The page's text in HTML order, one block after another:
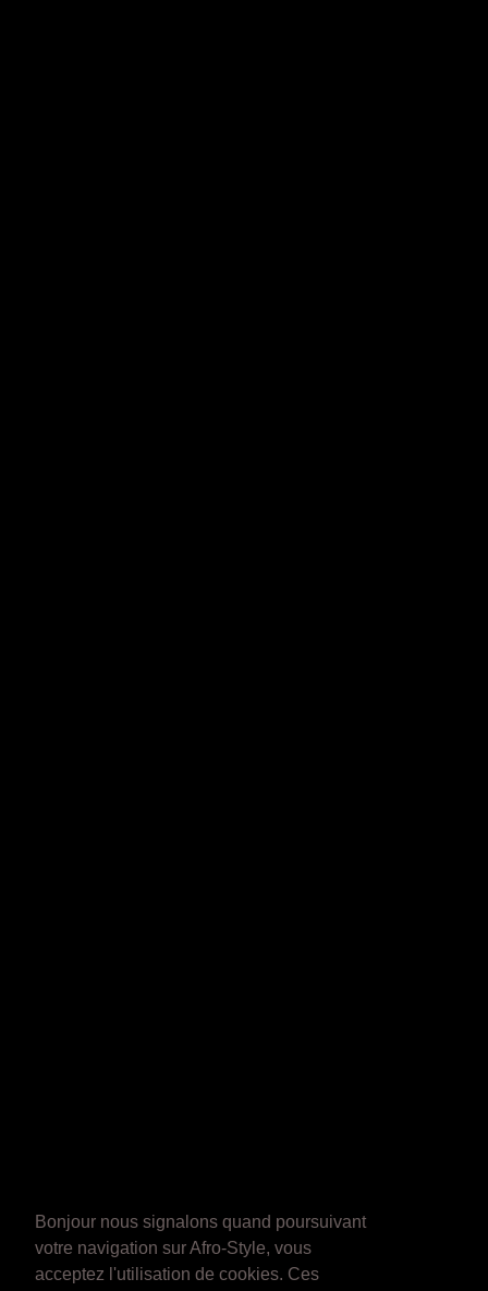
Bonjour nous signalons quand poursuivant
votre navigation sur Afro-Style, vous
acceptez l'utilisation de cookies. Ces